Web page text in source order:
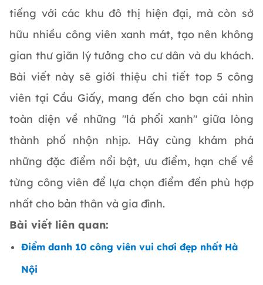
tiếng với các khu đô thị hiện đại, mà còn sở
hữu nhiều công viên xanh mát, tạo nên không
gian thư giãn lý tưởng cho cư dân và du khách.
Bài viết này sẽ giới thiệu chi tiết top 5 công
viên tại Cầu Giấy, mang đến cho bạn cái nhìn
toàn diện về những "lá phổi xanh" giữa lòng
thành phố nhộn nhịp. Hãy cùng khám phá
những đặc điểm nổi bật, ưu điểm, hạn chế về
từng công viên để lựa chọn điểm đến phù hợp
nhất cho bản thân và gia đình.
Bài viết liên quan:
Điểm danh 10 công viên vui chơi đẹp nhất Hà
Nội